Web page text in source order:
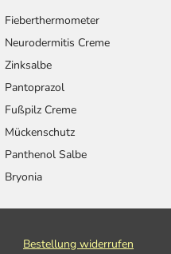
Fieberthermometer
Neurodermitis Creme
Zinksalbe
Pantoprazol
Fußpilz Creme
Mückenschutz
Panthenol Salbe
Bryonia
Bestellung widerrufen